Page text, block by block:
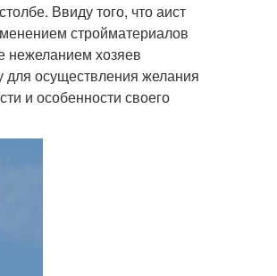
Ввиду того, что аист
стройматериалов
нежеланием хозяев
для осуществления желания
и особенности своего